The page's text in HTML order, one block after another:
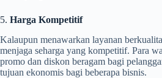
5. Harga Kompetitif
Kalaupun menawarkan layanan
menjaga seharga yang kompetitif. Para
promo dan diskon beragam bagi
tujuan ekonomis bagi beberapa bisnis.